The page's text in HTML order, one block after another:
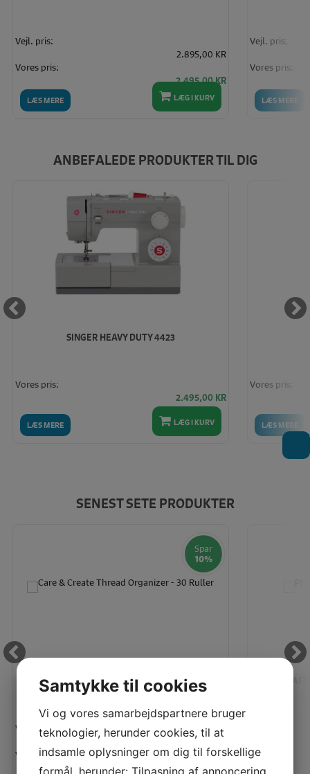
LÆS MERE
Vejl. pris:
2.895,00 KR
Vores pris:
2.495,00 KR
LÆG I KURV LÆS MERE
Vejl. pris:
Vores pris:
ANBEFALEDE PRODUKTER TIL DIG
SINGER HEAVY DUTY 4423
LÆS MERE
Vores pris:
2.495,00 KR
LÆG I KURV LÆS MERE
Vores pris:
SENEST SETE PRODUKTER
Spar
10%
CARE & CREATE THREAD ORGANIZER - 30 RULLER
Vejl. pris:
195,00 KR
Vores pris:
175,00 KR
Vores pris:
Samtykke til cookies
Vi og vores samarbejdspartnere bruger
teknologier, herunder cookies, til at
indsamle oplysninger om dig til forskellige
formål, herunder: Tilpasning af annoncering,